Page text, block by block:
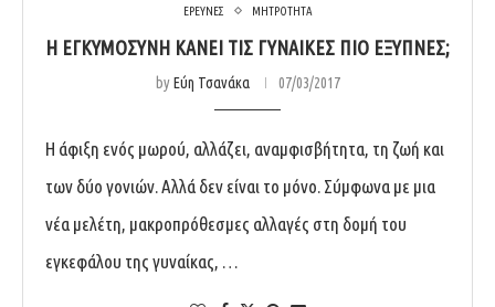
ΕΡΕΥΝΕΣ ΜΗΤΡΟΤΗΤΑ
Η ΕΓΚΥΜΟΣΎΝΗ ΚΆΝΕΙ ΤΙΣ ΓΥΝΑΊΚΕΣ ΠΙΟ ΈΞΥΠΝΕΣ;
byΕύη Τσανάκα 07/03/2017
Η άφιξη ενός μωρού, αλλάζει, αναμφισβήτητα, τη ζωή και
των δύο γονιών. Αλλά δεν είναι το μόνο. Σύμφωνα με μια
νέα μελέτη, μακροπρόθεσμες αλλαγές στη δομή του
εγκεφάλου της γυναίκας, …